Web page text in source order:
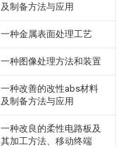
及制备方法与应用
一种金属表面处理工艺
一种图像处理方法和装置
一种改善的改性abs材料
及制备方法与应用
一种改良的柔性电路板及
其加工方法、移动终端